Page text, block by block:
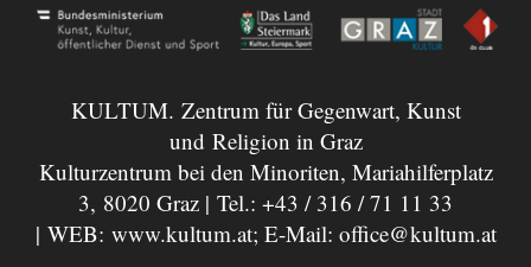
KULTUM. Zentrum für Gegenwart, Kunst
und Religion in Graz
Kulturzentrum bei den Minoriten, Mariahilferplatz
3, 8020 Graz | Tel.: +43 / 316 / 71 11 33
| WEB: www.kultum.at; E-Mail: office@kultum.at